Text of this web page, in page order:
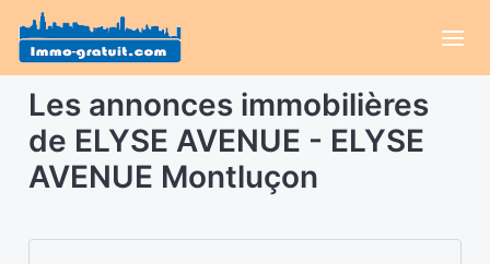
Les annonces immobilières
de ELYSE AVENUE - ELYSE
AVENUE Montluçon